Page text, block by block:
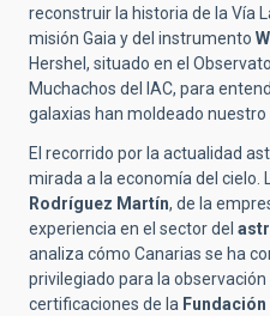
reconstruir la historia de la Vía
misión Gaia y del instrumento
Hershel, situado en el
Muchachos del IAC, para
galaxias han moldeado
El recorrido por la actualidad
mirada a la economía del cielo.
Rodríguez Martín, de la
experiencia en el sector del
analiza cómo Canarias se ha
privilegiado para la
certificaciones de la